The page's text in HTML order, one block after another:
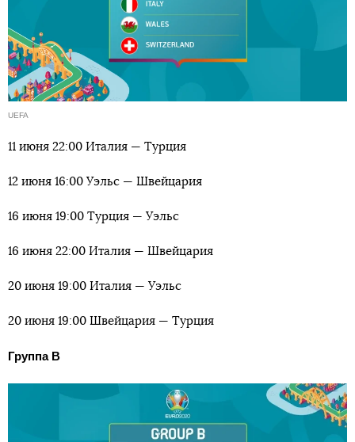
UEFA
11 июня 22:00 Италия — Турция
12 июня 16:00 Уэльс — Швейцария
16 июня 19:00 Турция — Уэльс
16 июня 22:00 Италия — Швейцария
20 июня 19:00 Италия — Уэльс
20 июня 19:00 Швейцария — Турция
Группа B